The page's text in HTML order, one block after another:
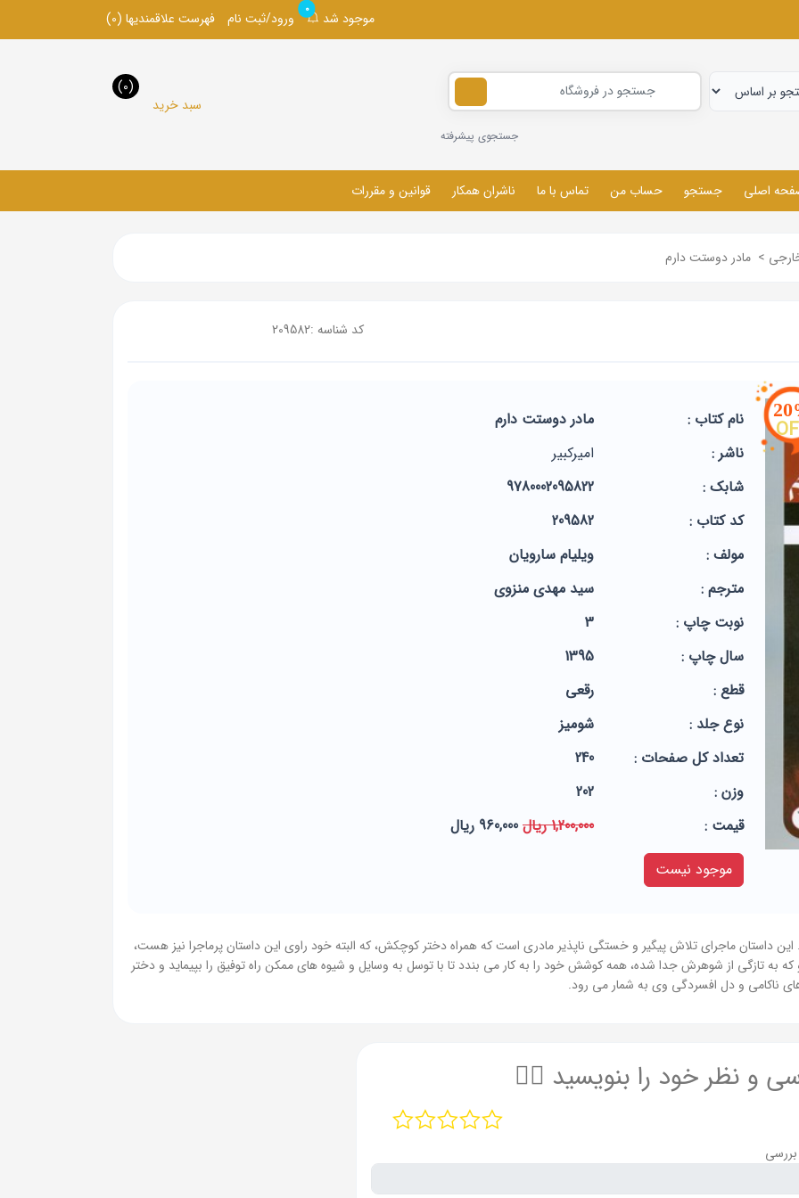
موجود شد
0
ورود/ثبت نام فهرست علاقمندیها (0)
جستجوی پیشرفته
سبد خرید
(0)
اصلی جستجو حساب من تماس با ما ناشران همکار قوانین و مقررات
> مادر دوستت دارم
کد شناسه :209582
نام کتاب :
مادر دوستت دارم
ناشر :
امیرکبیر
شابک :
9780002095822
کد کتاب :
209582
مولف :
ویلیام سارویان
مترجم :
سید مهدی منزوی
نوبت چاپ :
3
سال چاپ :
1395
قطع :
رقعی
نوع جلد :
شومیز
تعداد کل صفحات :
240
وزن :
202
قيمت :
1,200,000 ریال
960,000 ریال
موجود نیست
این داستان ماجرای تلاش پیگیر و خستگی ناپذیر مادری است که همراه دختر کوچکش، که البته خود راوی این داستان پرماجرا نیز هست،
که به تازگی از شوهرش جدا شده، همه کوشش خود را به کار می بندد تا با توسل به وسایل و شیوه های ممکن راه توفیق را بپیماید و دختر
ناکامی و دل افسردگی وی به شمار می رود.
و نظر خود را بنویسید ✍🏻